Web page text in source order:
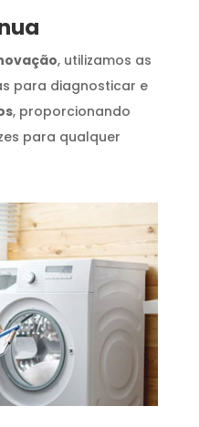
, utilizamos as
para diagnosticar e
, proporcionando
para qualquer